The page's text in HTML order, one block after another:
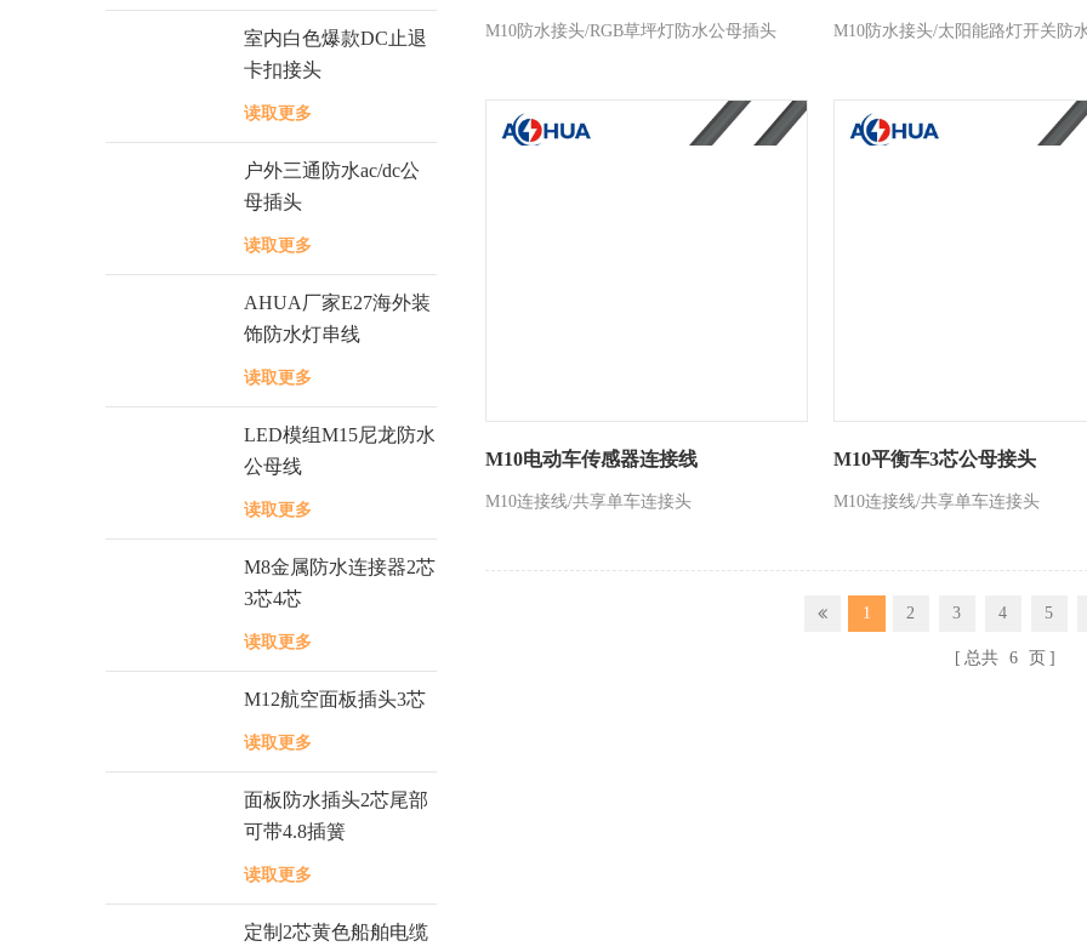
M10防水接头/RGB草坪灯防水公母插头 M10防水接头/太阳能路灯开关防
M10电动车传感器连接线
M10连接线/共享单车连接头
M10平衡车3芯公母接头
M10连接线/共享单车连接头
1 2 3 4 5
总共 6 页
室内白色爆款DC止退
卡扣接头
读取更多
户外三通防水ac/dc公
母插头
读取更多
AHUA厂家E27海外装
饰防水灯串线
读取更多
LED模组M15尼龙防水
公母线
读取更多
M8金属防水连接器2芯
3芯4芯
读取更多
M12航空面板插头3芯
读取更多
面板防水插头2芯尾部
可带4.8插簧
读取更多
定制2芯黄色船舶电缆